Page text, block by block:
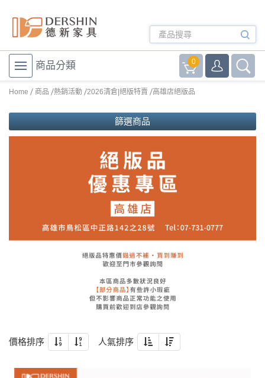
商品分類 0
Home 商品 熱銷活動 2026清倉|絕版特賣 高雄店絕版品
篩選商品
價格排序 人氣排序